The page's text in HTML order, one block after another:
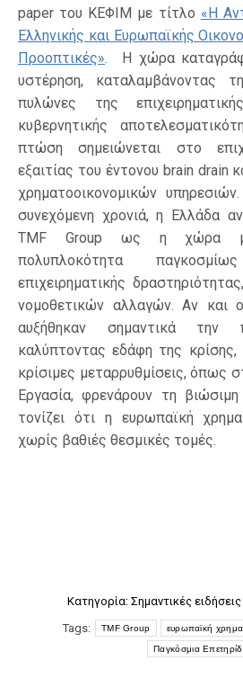
paper του ΚΕΦΙΜ με τίτλο «Η
Ελληνικής και Ευρωπαϊκής
Προοπτικές». Η χώρα
υστέρηση, καταλαμβάνοντας
πυλώνες της
κυβερνητικής
πτώση σημειώνεται στο
εξαιτίας του έντονου brain drain
χρηματοοικονομικών
συνεχόμενη χρονιά, η Ελλάδα
TMF Group ως η χώρα
πολυπλοκότητα
επιχειρηματικής
νομοθετικών αλλαγών. Αν και
αυξήθηκαν σημαντικά την
καλύπτοντας εδάφη της κρίσης,
κρίσιμες μεταρρυθμίσεις, όπως
Εργασία, φρενάρουν τη
τονίζει ότι η ευρωπαϊκή
χωρίς βαθιές θεσμικές τομές.
Κατηγορία: Σημαντικές ειδήσεις
Tags:
TMF Group ευρωπαϊκή
Παγκόσμια